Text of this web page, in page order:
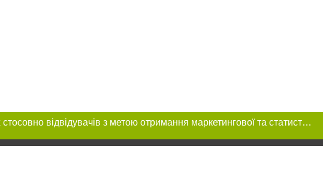
Цей сайт використовує «cookies». Також веб-сайт використовує інтернет-сервіс для збору технічних даних стосовно відвідувачів з метою отримання маркетингової та статистичної інформації. Умови обробки даних відвідувачів сайту див.